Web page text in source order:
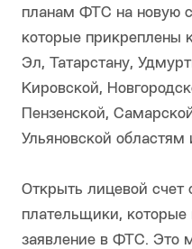
планам ФТС на новую
которые прикреплены
Эл, Татарстану,
Кировской,
Пензенской,
Ульяновской
Открыть лицевой счет
плательщики, которые
заявление в ФТС. Это